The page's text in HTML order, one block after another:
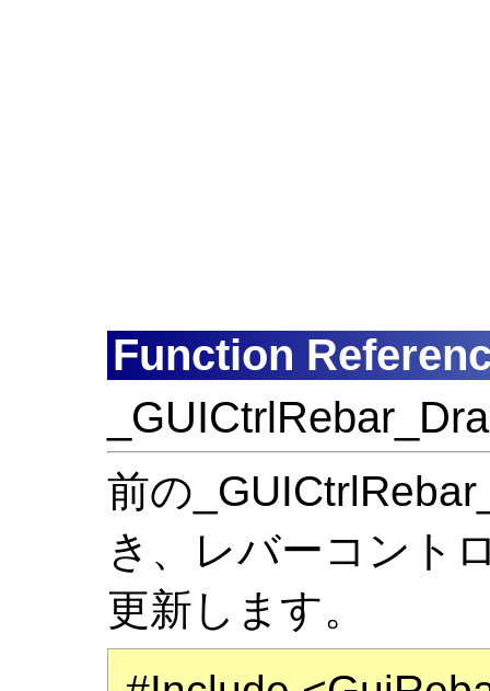
Function
前の
き、レバーコント
更新します。